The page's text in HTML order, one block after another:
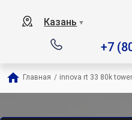
Казань ▼
+7
Главная / innova rt 33 80k tower